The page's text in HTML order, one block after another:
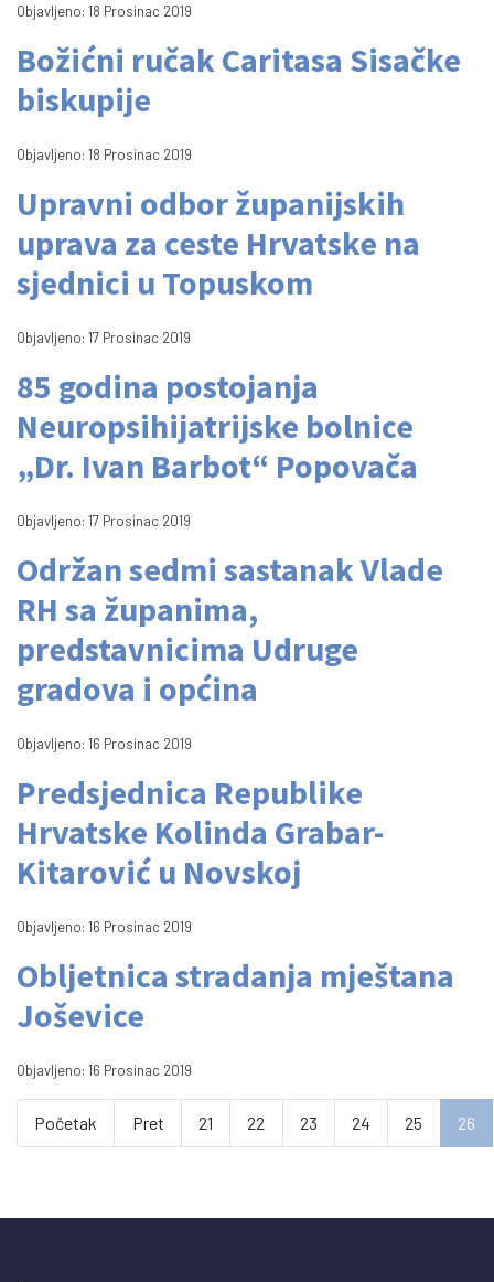
Objavljeno: 18 Prosinac 2019
Božićni ručak Caritasa Sisačke
biskupije
Objavljeno: 18 Prosinac 2019
Upravni odbor županijskih
uprava za ceste Hrvatske na
sjednici u Topuskom
Objavljeno: 17 Prosinac 2019
85 godina postojanja
Neuropsihijatrijske bolnice
„Dr. Ivan Barbot“ Popovača
Objavljeno: 17 Prosinac 2019
Održan sedmi sastanak Vlade
RH sa županima,
predstavnicima Udruge
gradova i općina
Objavljeno: 16 Prosinac 2019
Predsjednica Republike
Hrvatske Kolinda Grabar-
Kitarović u Novskoj
Objavljeno: 16 Prosinac 2019
Obljetnica stradanja mještana
Joševice
Objavljeno: 16 Prosinac 2019
Početak Pret 21 22 23 24 25 26